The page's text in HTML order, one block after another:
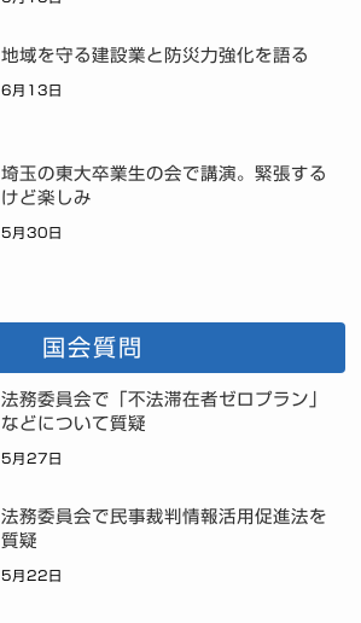
地域を守る建設業と防災力強化を語る
6月13日
埼玉の東大卒業生の会で講演。緊張する
けど楽しみ
5月30日
国会質問
法務委員会で「不法滞在者ゼロプラン」
などについて質疑
5月27日
法務委員会で民事裁判情報活用促進法を
質疑
5月22日